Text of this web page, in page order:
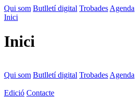
Qui som Butlletí digital Trobades Agenda
Inici
Inici
Qui som Butlletí digital Trobades Agenda
Edició Contacte